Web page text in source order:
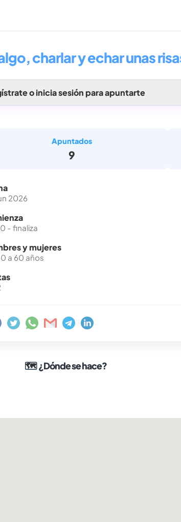
charlar y echar unas
o inicia sesión para apuntarte
Apuntados
9
2026
- finaliza
y mujeres
a 60 años
🗺¿Dónde se hace?